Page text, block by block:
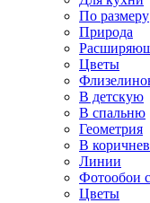
По размеру
Природа
Цветы
В детскую
В спальню
Геометрия
В
Линии
Фотообои
Цветы